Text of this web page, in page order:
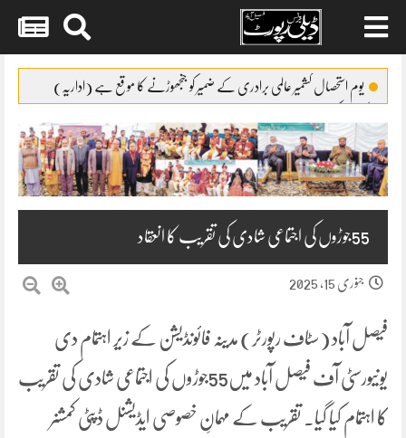
contentیوم استحصال کشمیر عالمی برادری کے ضمیر کو جنجھوڑنے کا موقع ہے (اداریہ)
ایئرپورٹ پولیس نے2مبینہ ڈاکوئوں کو گرفتار کر لیا
سوشل میڈیا کا غلط استعمال کرنیوالوں کے گرد گھیرا تنگ
پاپڑوں کی جعلی پیکنگ پر فیکٹری مالکان کیخلاف مقدمہ درج
55جوڑوں کی اجتماعی شادی کی تقریب کا انعقاد
جنوری 15, 2025
فیصل آباد (سٹاف رپورٹر) مدینہ فائونڈیشن کے زیر اہتمام دی
یونیورسٹی آف فیصل آباد میں55جوڑوں کی اجتماعی شادی کی تقریب
کا اہتمام کیا گیا۔ تقریب کے مہمانِ خصوصی ایڈیشنل ڈپٹی کمشنر